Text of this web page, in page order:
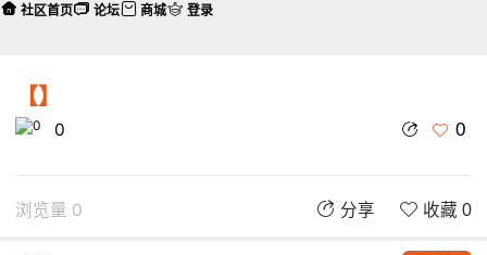
【】
0 0
浏览量 0 分享 收藏 0
社区首页 论坛 商城 登录